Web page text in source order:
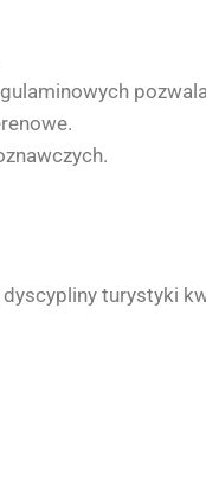
turystyki